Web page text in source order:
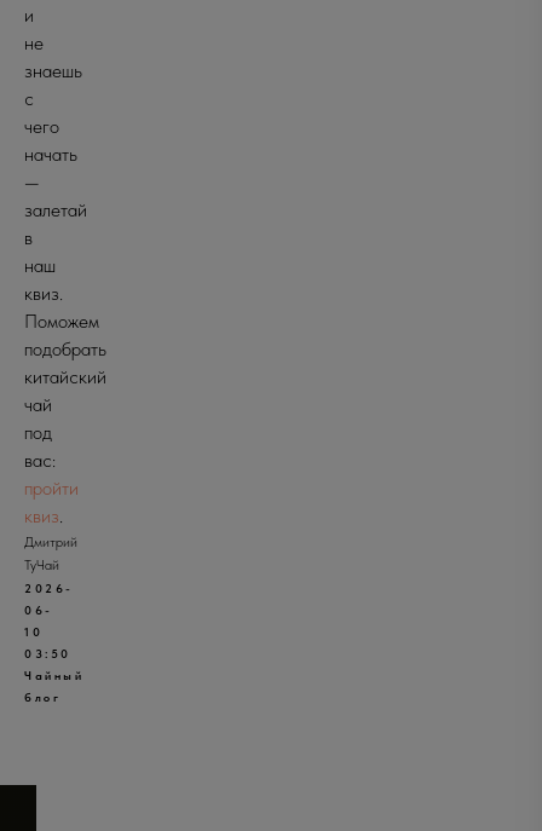
и
не
знаешь
с
чего
начать
—
залетай
в
наш
квиз.
Поможем
подобрать
китайский
чай
под
вас:
пройти
квиз.
Дмитрий
ТуЧай
2026-
06-
10
03:50
Чайный
блог